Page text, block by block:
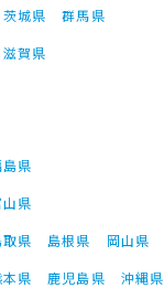
茨城県
群馬県
滋賀県
県
山県
取県 島根県 岡山県
県 鹿児島県 沖縄県